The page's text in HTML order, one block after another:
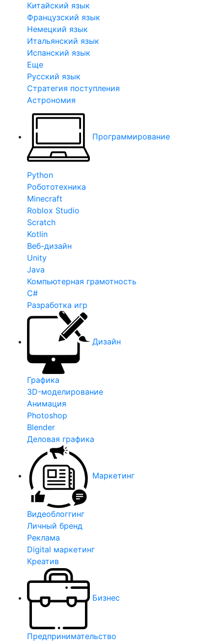
Китайский язык
Французский язык
Немецкий язык
Итальянский язык
Испанский язык
Еще
Русский язык
Стратегия поступления
Астрономия
Программирование
Python
Робототехника
Minecraft
Roblox Studio
Scratch
Kotlin
Веб-дизайн
Unity
Java
Компьютерная грамотность
C#
Разработка игр
Дизайн
Графика
3D-моделирование
Анимация
Photoshop
Blender
Деловая графика
Маркетинг
Видеоблоггинг
Личный бренд
Реклама
Digital маркетинг
Креатив
Бизнес
Предпринимательство